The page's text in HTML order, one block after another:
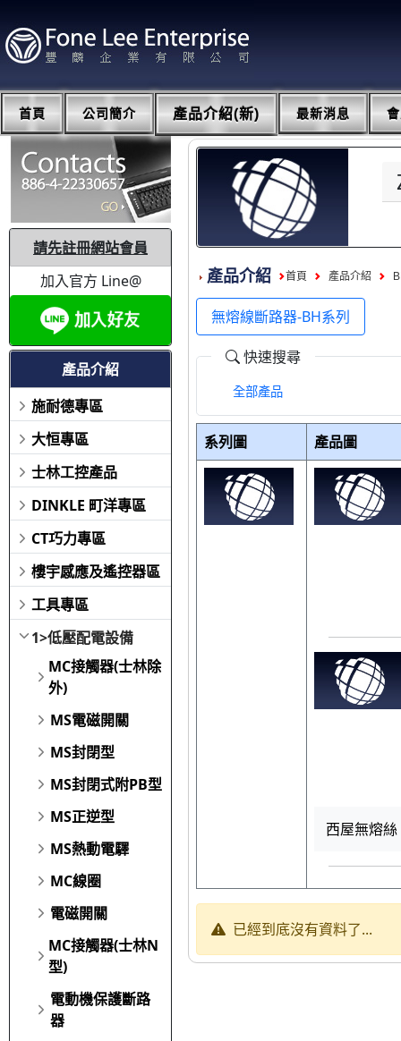
首頁 公司簡介 產品介紹(新) 最新消息
請先註冊網站會員
加入官方 Line@
產品介紹
施耐德專區
大恒專區
士林工控產品
DINKLE 町洋專區
CT巧力專區
樓宇感應及遙控器區
工具專區
1>低壓配電設備
MC接觸器(士林除
外)
MS電磁開關
MS封閉型
MS封閉式附PB型
MS正逆型
MS熱動電驛
MC線圈
電磁開關
MC接觸器(士林N
型)
電動機保護斷路
器
產品介紹 首頁 產品介紹
無熔線斷路器-BH系列
快速搜尋
全部產品
系列圖 產品圖
西屋無熔絲
已經到底沒有資料了...